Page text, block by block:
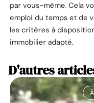
par vous-même. Cela
emploi du temps et de
les critères à
immobilier adapté.
D'autres